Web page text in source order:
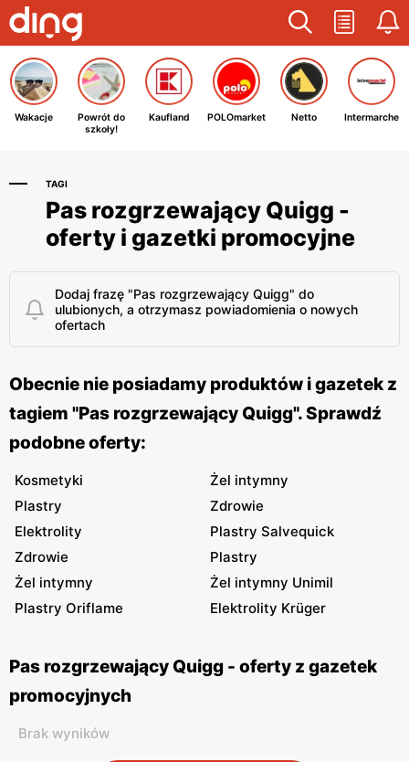
Wakacje
Powrót do
szkoły!
Kaufland POLOmarket Netto Intermarche
TAGI
Pas rozgrzewający Quigg -
oferty i gazetki promocyjne
Dodaj frazę "Pas rozgrzewający Quigg" do
ulubionych, a otrzymasz powiadomienia o nowych
ofertach
Obecnie nie posiadamy produktów i gazetek z
tagiem "Pas rozgrzewający Quigg". Sprawdź
podobne oferty:
Kosmetyki
Żel intymny
Plastry
Zdrowie
Elektrolity
Plastry Salvequick
Zdrowie
Plastry
Żel intymny
Żel intymny Unimil
Plastry Oriflame
Elektrolity Krüger
Pas rozgrzewający Quigg - oferty z gazetek
promocyjnych
Brak wyników